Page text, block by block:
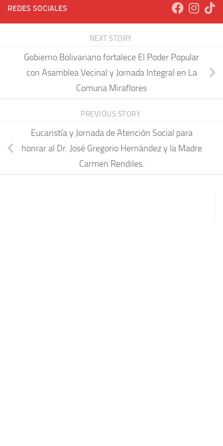
REDES SOCIALES
NEXT STORY
Gobierno Bolivariano fortalece El Poder Popular
con Asamblea Vecinal y Jornada Integral en La
Comuna Miraflores
PREVIOUS STORY
Eucaristía y Jornada de Atención Social para
honrar al Dr. José Gregorio Hernández y la Madre
Carmen Rendiles.